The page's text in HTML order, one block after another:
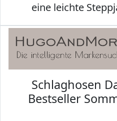
eine leichte
Schlaghosen
Bestseller